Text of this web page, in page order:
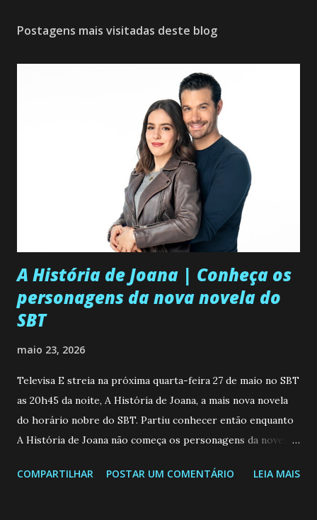
Postagens mais visitadas deste blog
A História de Joana | Conheça os
personagens da nova novela do
SBT
maio 23, 2026
Televisa E streia na próxima quarta-feira 27 de maio no SBT
as 20h45 da noite, A História de Joana, a mais nova novela
do horário nobre do SBT. Partiu conhecer então enquanto
A História de Joana não começa os personagens da novela?
de 25/05/26 a 31/05/26 JOANA GUADALUPE (Camila
COMPARTILHAR POSTAR UM COMENTÁRIO LEIA MAIS